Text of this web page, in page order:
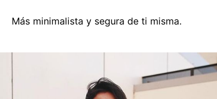
Más minimalista y segura de ti misma.